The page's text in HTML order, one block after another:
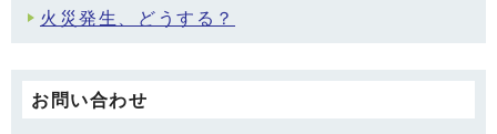
火災発生、どうする？
お問い合わせ